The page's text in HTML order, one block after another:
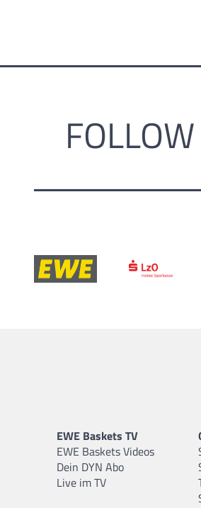
EWE Baskets TV
EWE Baskets Videos
Dein DYN Abo
Live im TV